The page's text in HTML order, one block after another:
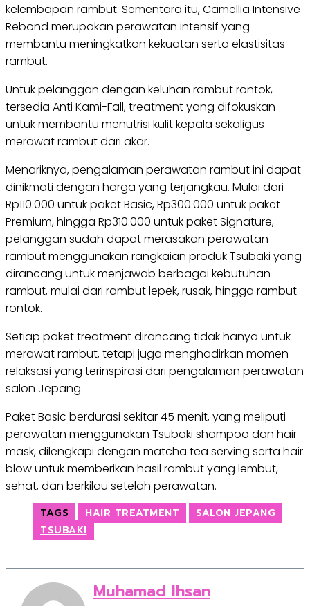
kelembapan rambut. Sementara itu, Camellia Intensive
Rebond merupakan perawatan intensif yang
membantu meningkatkan kekuatan serta elastisitas
rambut.
Untuk pelanggan dengan keluhan rambut rontok,
tersedia Anti Kami-Fall, treatment yang difokuskan
untuk membantu menutrisi kulit kepala sekaligus
merawat rambut dari akar.
Menariknya, pengalaman perawatan rambut ini dapat
dinikmati dengan harga yang terjangkau. Mulai dari
Rp110.000 untuk paket Basic, Rp300.000 untuk paket
Premium, hingga Rp310.000 untuk paket Signature,
pelanggan sudah dapat merasakan perawatan
rambut menggunakan rangkaian produk Tsubaki yang
dirancang untuk menjawab berbagai kebutuhan
rambut, mulai dari rambut lepek, rusak, hingga rambut
rontok.
Setiap paket treatment dirancang tidak hanya untuk
merawat rambut, tetapi juga menghadirkan momen
relaksasi yang terinspirasi dari pengalaman perawatan
salon Jepang.
Paket Basic berdurasi sekitar 45 menit, yang meliputi
perawatan menggunakan Tsubaki shampoo dan hair
mask, dilengkapi dengan matcha tea serving serta hair
blow untuk memberikan hasil rambut yang lembut,
sehat, dan berkilau setelah perawatan.
TAGS HAIR TREATMENT
SALON JEPANG
TSUBAKI
Muhamad Ihsan